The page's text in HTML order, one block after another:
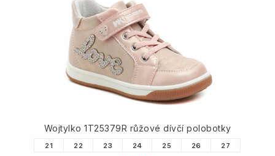
PODOBNÉ PRODUKTY
Wojtylko 1T25379R růžové dívčí polobotky
21 22 23 24 25 26 27